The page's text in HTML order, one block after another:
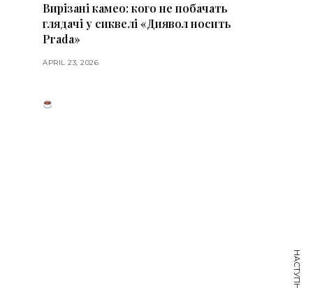
Вирізані камео: кого не побачать
глядачі у сиквелі «Диявол носить
Prada»
APRIL 23, 2026